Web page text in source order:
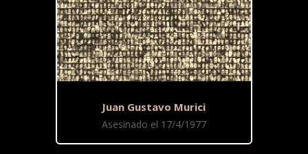
Juan Gustavo Murici
Asesinado el 17/4/1977